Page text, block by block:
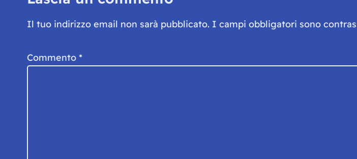
Il tuo indirizzo email non sarà pubblicato. I campi obbligatori sono
Commento *